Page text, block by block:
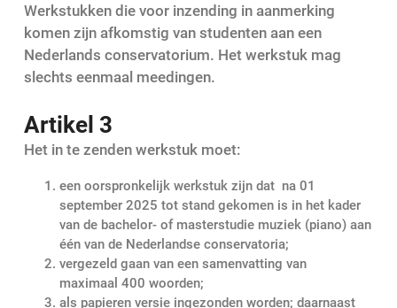
Werkstukken die voor inzending in aanmerking
komen zijn afkomstig van studenten aan een
Nederlands conservatorium. Het werkstuk mag
slechts eenmaal meedingen.
Artikel 3
Het in te zenden werkstuk moet:
een oorspronkelijk werkstuk zijn dat na 01
september 2025 tot stand gekomen is in het kader
van de bachelor- of masterstudie muziek (piano) aan
één van de Nederlandse conservatoria;
vergezeld gaan van een samenvatting van
maximaal 400 woorden;
als papieren versie ingezonden worden; daarnaast